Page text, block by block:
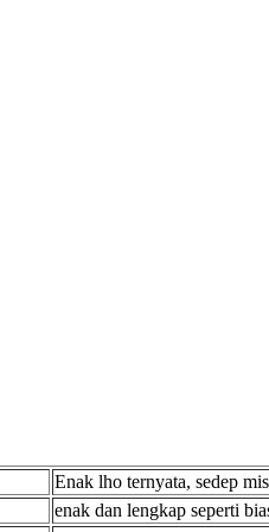
Enak lho ternyata, sedep
enak dan lengkap seperti